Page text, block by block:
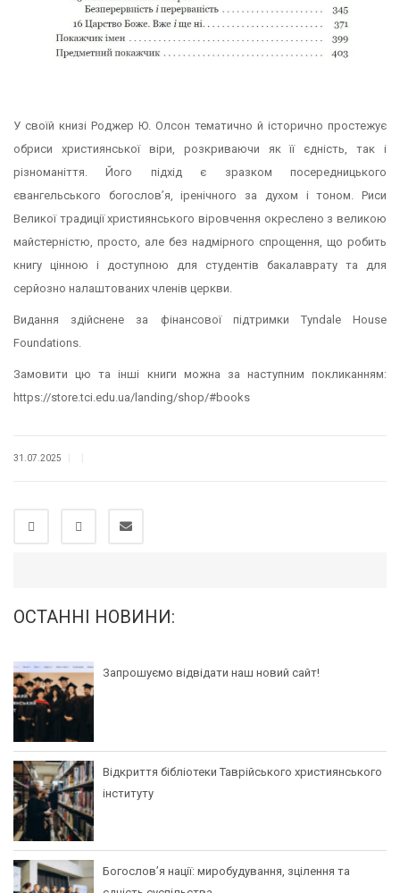
У своїй книзі Роджер Ю. Олсон тематично й історично простежує
обриси християнської віри, розкриваючи як її єдність, так і
різноманіття. Його підхід є зразком посередницького
євангельського богослов’я, іренічного за духом і тоном. Риси
Великої традиції християнського віровчення окреслено з великою
майстерністю, просто, але без надмірного спрощення, що робить
книгу цінною і доступною для студентів бакалаврату та для
серйозно налаштованих членів церкви.
Видання здійснене за фінансової підтримки Tyndale House
Foundations.
Замовити цю та інші книги можна за наступним покликанням:
https://store.tci.edu.ua/landing/shop/#books
31.07.2025
ОСТАННІ НОВИНИ:
Запрошуємо відвідати наш новий сайт!
Відкриття бібліотеки Таврійського християнського
інституту
Богослов’я нації: миробудування, зцілення та